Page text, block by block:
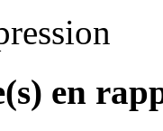
en